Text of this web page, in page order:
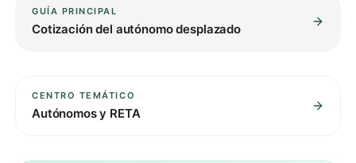
GUÍA PRINCIPAL
Cotización del autónomo desplazado
CENTRO TEMÁTICO
Autónomos y RETA